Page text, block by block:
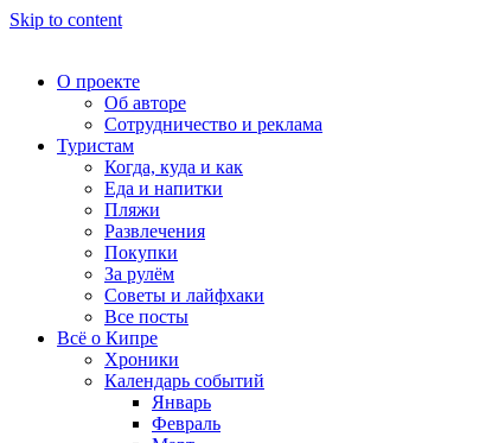
Skip to content
О проекте
Об авторе
Сотрудничество и реклама
Туристам
Когда, куда и как
Еда и напитки
Пляжи
Развлечения
Покупки
За рулём
Советы и лайфхаки
Все посты
Всё о Кипре
Хроники
Календарь событий
Январь
Февраль